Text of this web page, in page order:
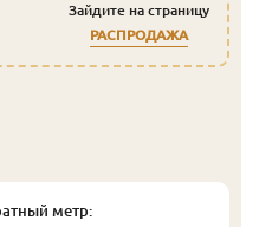
Зайдите на страницу
РАСПРОДАЖА
метр: